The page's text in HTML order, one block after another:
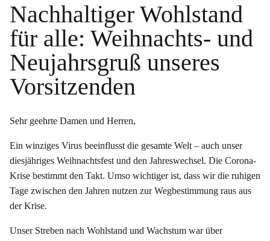
Nachhaltiger Wohlstand
für alle: Weihnachts- und
Neujahrsgruß unseres
Vorsitzenden
Sehr geehrte Damen und Herren,
Ein winziges Virus beeinflusst die gesamte Welt – auch unser
diesjähriges Weihnachtsfest und den Jahreswechsel. Die Corona-
Krise bestimmt den Takt. Umso wichtiger ist, dass wir die ruhigen
Tage zwischen den Jahren nutzen zur Wegbestimmung raus aus
der Krise.
Unser Streben nach Wohlstand und Wachstum war über